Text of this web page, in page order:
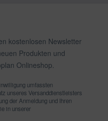
kostenlosen Newsletter
Produkten und
Onlineshop.
umfassten
unseres Versanddienstleisters
der Anmeldung und Ihren
in unserer